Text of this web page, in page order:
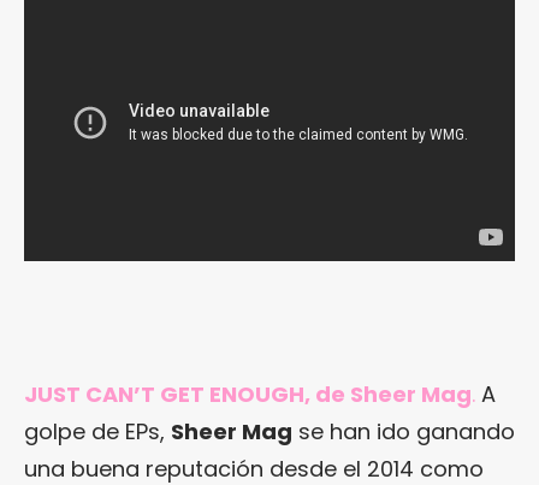
JUST CAN’T GET ENOUGH, de Sheer Mag. A
golpe de EPs, Sheer Mag se han ido ganando
una buena reputación desde el 2014 como